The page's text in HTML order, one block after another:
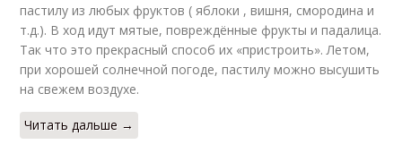
пастилу из любых фруктов ( яблоки , вишня, смородина и
т.д.). В ход идут мятые, повреждённые фрукты и падалица.
Так что это прекрасный способ их «пристроить». Летом,
при хорошей солнечной погоде, пастилу можно высушить
на свежем воздухе.
Читать дальше →